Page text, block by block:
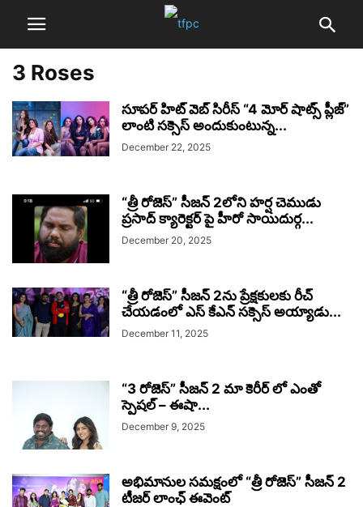
3 Roses
సూపర్ హిట్ వెబ్ సిరీస్ “4 మోర్ షాట్స్ ప్లీజ్”
లాంటి సక్సెస్ అందుకుంటున్న...
December 22, 2025
“త్రీ రోజెస్” సీజన్ 2లోని హర్ష చెముడు
ప్రసాద్ క్యారెక్టర్ పై హీరో సాయిదుర్గ...
December 20, 2025
“త్రీ రోజెస్” సీజన్ 2ను ప్రేక్షకులకు రీచ్
చేయడంలో ఎస్ కేఎన్ సక్సెస్ అయ్యాడు...
December 11, 2025
“3 రోజెస్” సీజన్ 2 మా కెరీర్ లో ఎంతో
స్పెషల్ – ఈషా...
December 9, 2025
అభిమానుల సమక్షంలో “త్రీ రోజెస్” సీజన్ 2
టీజర్ లాంఛ్ ఈవెంట్